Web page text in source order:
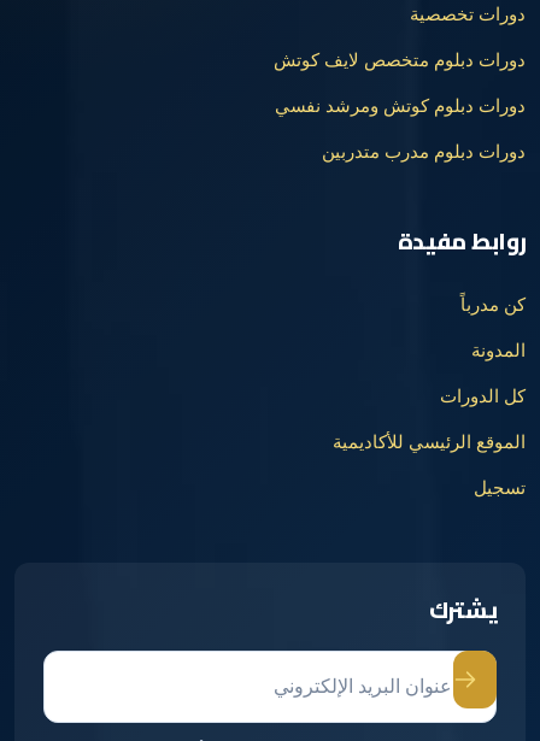
دورات تخصصية
دورات دبلوم متخصص لايف كوتش
دورات دبلوم كوتش ومرشد نفسي
دورات دبلوم مدرب متدربين
روابط مفيدة
كن مدرباً
المدونة
كل الدورات
الموقع الرئيسي للأكاديمية
تسجيل
يشترك